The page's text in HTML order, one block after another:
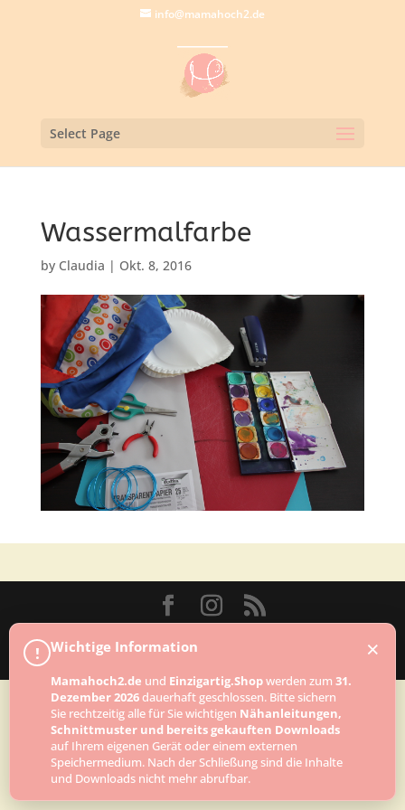
info@mamahoch2.de
Select Page
Wassermalfarbe
by Claudia | Okt. 8, 2016
WordPress
! Wichtige Information
Mamahoch2.de und Einzigartig.Shopwerden zum 31.
Dezember 2026dauerhaft geschlossen. Bitte sichern
Sie rechtzeitig alle für Sie wichtigen Nähanleitungen,
Schnittmuster und bereits gekauften Downloads
auf Ihrem eigenen Gerät oder einem externen
Speichermedium. Nach der Schließung sind die Inhalte
und Downloads nicht mehr abrufbar.
×